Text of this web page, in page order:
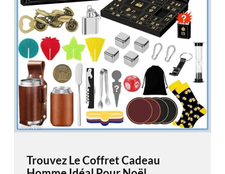
Trouvez Le Coffret Cadeau